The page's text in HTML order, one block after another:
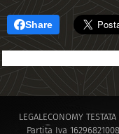
Share
LEGALECONOMY
Partita Iva